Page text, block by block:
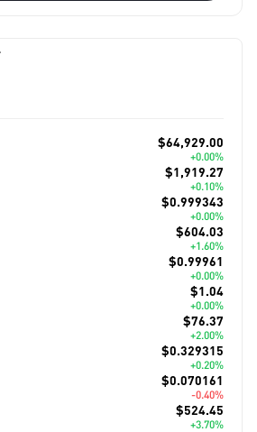
$64,929.00
+0.00%
$1,919.27
+0.10%
$0.999343
+0.00%
$604.03
+1.60%
$0.99961
+0.00%
$1.04
+0.00%
$76.37
+2.00%
$0.329315
+0.20%
$0.070161
-0.40%
$524.45
+3.70%